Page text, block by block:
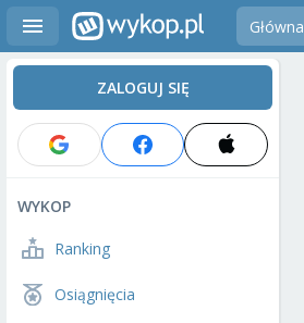
Główna
ZALOGUJ SIĘ
WYKOP
Ranking
Osiągnięcia